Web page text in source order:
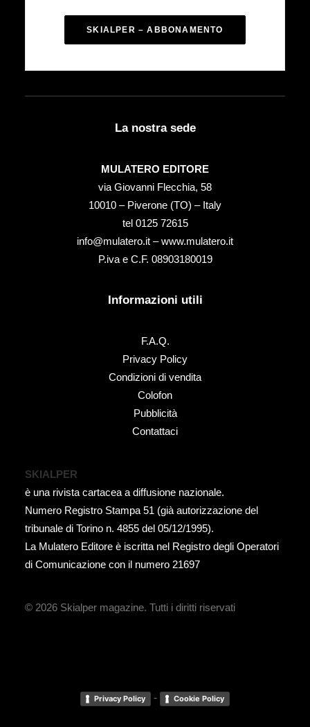
SKIALPER – ABBONAMENTO
La nostra sede
MULATERO EDITORE
via Giovanni Flecchia, 58
10010 – Piverone (TO) – Italy
tel ‭0125 72615‬
info@mulatero.it –www.mulatero.it
P.iva e C.F. 08903180019
Informazioni utili
F.A.Q.
Privacy Policy
Condizioni di vendita
Colofon
Pubblicità
Contattaci
SKIALPER
è una rivista cartacea a diffusione nazionale.
Numero Registro Stampa 51 (già autorizzazione del
tribunale di Torino n. 4855 del 05/12/1995).
La Mulatero Editore è iscritta nel Registro degli Operatori
di Comunicazione con il numero 21697
© 2026 Skialper magazine. Tutti i diritti riservati
Privacy Policy - Cookie Policy